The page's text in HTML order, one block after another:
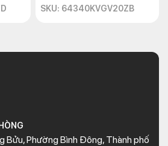
SKU: 64340KVGV20ZB
Bửu, Phường Bình Đông, Thành phố